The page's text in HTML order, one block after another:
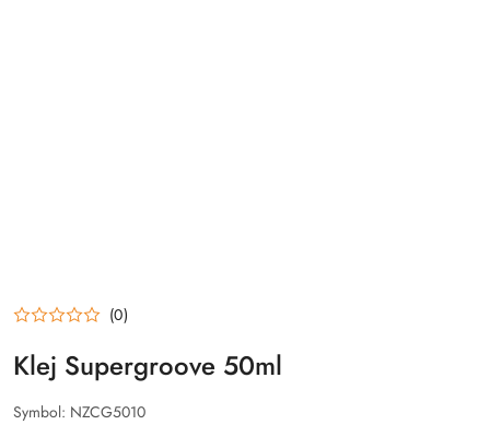
(0)
Klej Supergroove 50ml
Symbol: NZCG5010